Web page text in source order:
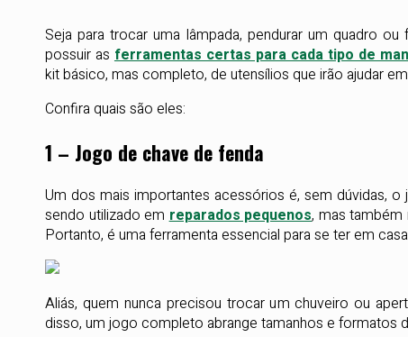
Seja para trocar uma lâmpada, pendurar um quadro
possuir as ferramentas certas para cada tipo de
kit básico, mas completo, de utensílios que irão ajudar
Confira quais são eles:
1 – Jogo de chave de fenda
Um dos mais importantes acessórios é, sem dúvidas,
sendo utilizado emreparados pequenos, mas
Portanto, é uma ferramenta essencial para se ter em
Aliás, quem nunca precisou trocar um chuveiro ou
disso, um jogo completo abrange tamanhos e formatos